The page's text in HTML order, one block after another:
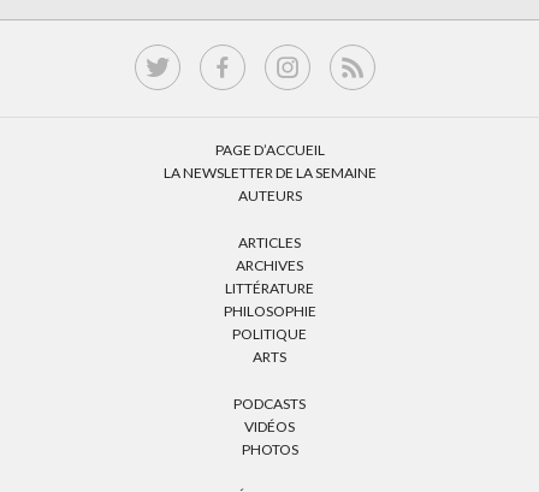
PAGE D’ACCUEIL
LA NEWSLETTER DE LA SEMAINE
AUTEURS
ARTICLES
ARCHIVES
LITTÉRATURE
PHILOSOPHIE
POLITIQUE
ARTS
PODCASTS
VIDÉOS
PHOTOS